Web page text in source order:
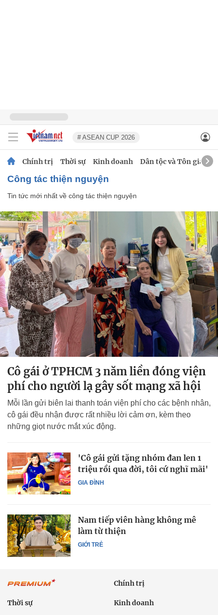
# ASEAN CUP 2026
Chính trị Thời sự Kinh doanh Dân tộc và Tôn giáo
công tác thiện nguyện
Tin tức mới nhất về công tác thiện nguyện
Cô gái ở TPHCM 3 năm liền đóng viện
phí cho người lạ gây sốt mạng xã hội
Mỗi lần gửi biên lai thanh toán viện phí cho các bệnh nhân,
cô gái đều nhận được rất nhiều lời cảm ơn, kèm theo
những giọt nước mắt xúc động.
GIA ĐÌNH
'Cô gái gửi tặng nhóm đan len 1
triệu rồi qua đời, tôi cứ nghĩ mãi'
GIỚI TRẺ
Nam tiếp viên hàng không mê
làm từ thiện
Chính trị
Thời sự Kinh doanh